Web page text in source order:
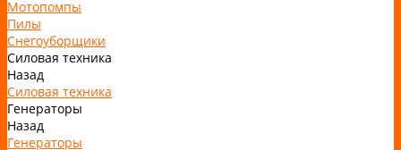
Мотопомпы
Пилы
Снегоуборщики
Силовая техника
Назад
Силовая техника
Генераторы
Назад
Генераторы